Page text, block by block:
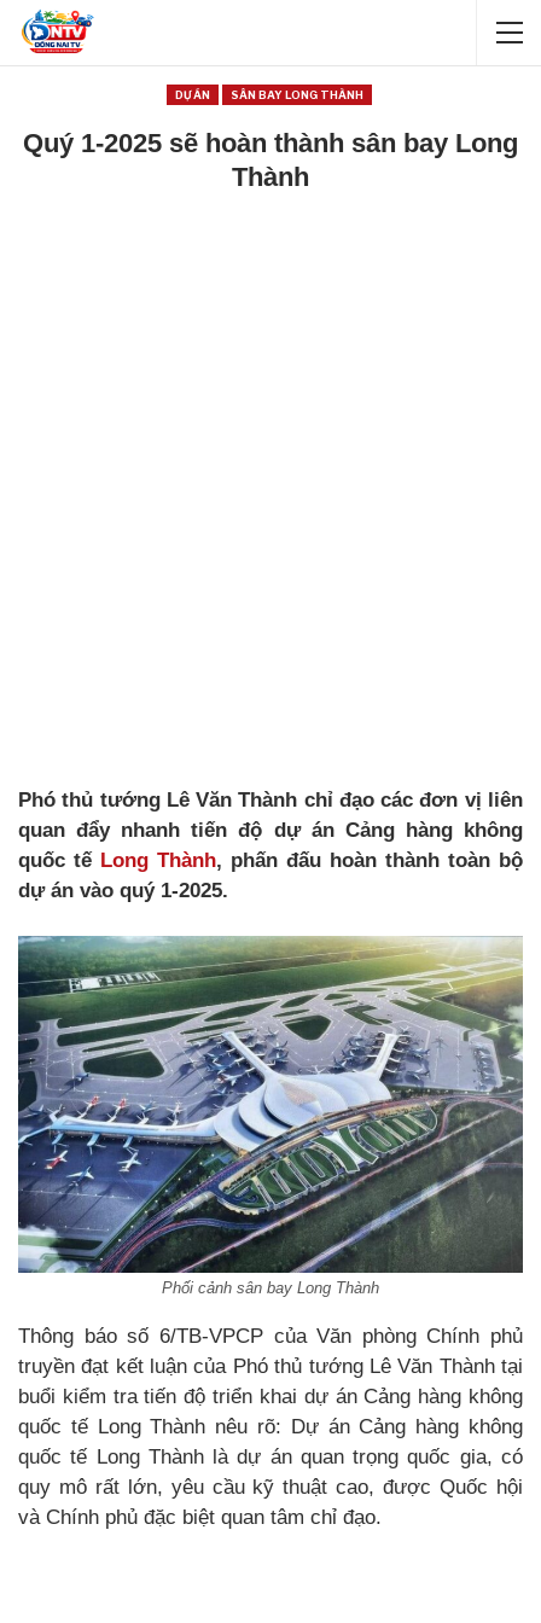
DỰ ÁN SÂN BAY LONG THÀNH
Quý 1-2025 sẽ hoàn thành sân bay Long
Thành
Phó thủ tướng Lê Văn Thành chỉ đạo các đơn vị liên
quan đẩy nhanh tiến độ dự án Cảng hàng không
quốc tế Long Thành, phấn đấu hoàn thành toàn bộ
dự án vào quý 1-2025.
Phối cảnh sân bay Long Thành
Thông báo số 6/TB-VPCP của Văn phòng Chính phủ
truyền đạt kết luận của Phó thủ tướng Lê Văn Thành tại
buổi kiểm tra tiến độ triển khai dự án Cảng hàng không
quốc tế Long Thành nêu rõ: Dự án Cảng hàng không
quốc tế Long Thành là dự án quan trọng quốc gia, có
quy mô rất lớn, yêu cầu kỹ thuật cao, được Quốc hội
và Chính phủ đặc biệt quan tâm chỉ đạo.